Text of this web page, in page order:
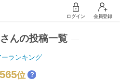
ログイン 会員登録
んの投稿一覧
ーランキング
位 ？